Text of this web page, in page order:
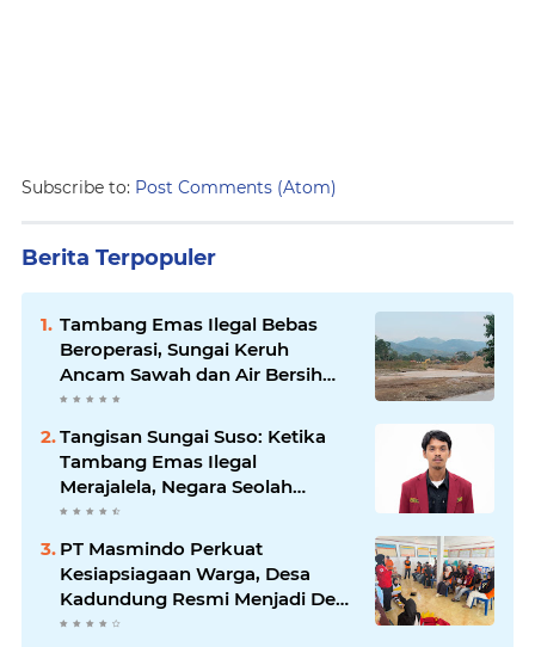
Subscribe to: Post Comments (Atom)
Berita Terpopuler
Tambang Emas Ilegal Bebas
Beroperasi, Sungai Keruh
Ancam Sawah dan Air Bersih
Warga Luwu
Tangisan Sungai Suso: Ketika
Tambang Emas Ilegal
Merajalela, Negara Seolah
Memilih Diam
PT Masmindo Perkuat
Kesiapsiagaan Warga, Desa
Kadundung Resmi Menjadi Desa
Tangguh Bencana